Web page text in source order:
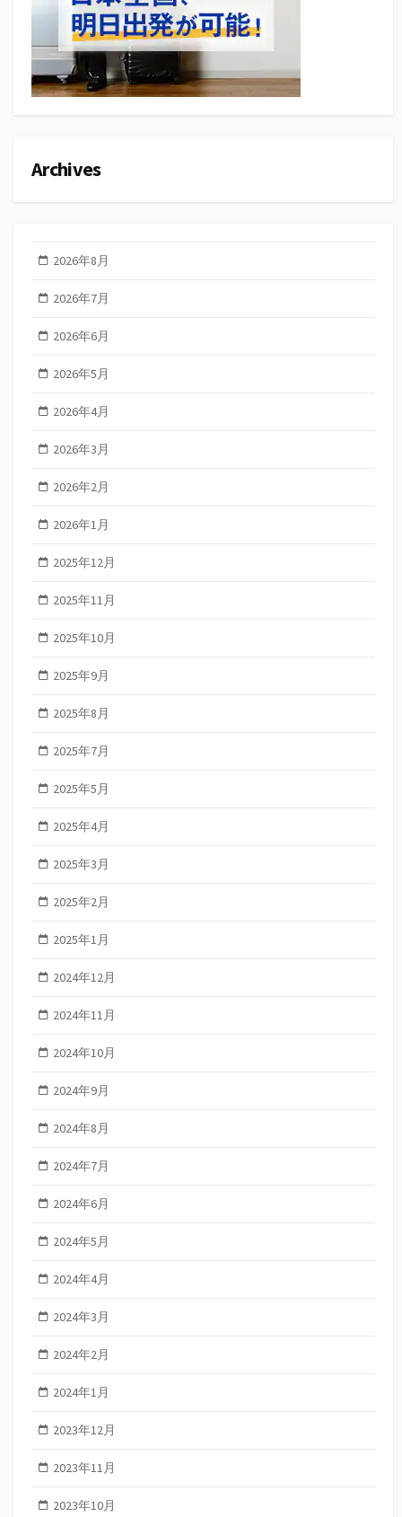
Archives
2026年8月
2026年7月
2026年6月
2026年5月
2026年4月
2026年3月
2026年2月
2026年1月
2025年12月
2025年11月
2025年10月
2025年9月
2025年8月
2025年7月
2025年5月
2025年4月
2025年3月
2025年2月
2025年1月
2024年12月
2024年11月
2024年10月
2024年9月
2024年8月
2024年7月
2024年6月
2024年5月
2024年4月
2024年3月
2024年2月
2024年1月
2023年12月
2023年11月
2023年10月